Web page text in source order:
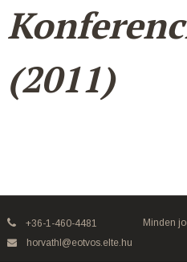
(2011)
+36-1-460-4481
horvathl@eotvos.elte.hu
Minden